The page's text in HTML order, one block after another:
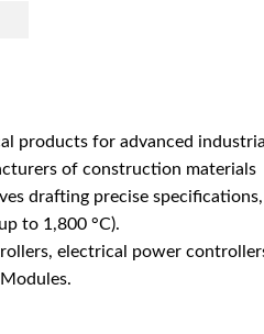
products for advanced industrial
of construction materials
drafting precise specifications,
to 1,800 °C).
electrical power